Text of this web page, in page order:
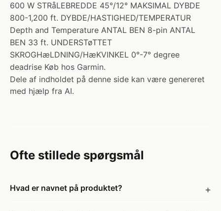
600 W STRåLEBREDDE 45°/12° MAKSIMAL DYBDE
800-1,200 ft. DYBDE/HASTIGHED/TEMPERATUR
Depth and Temperature ANTAL BEN 8-pin ANTAL
BEN 33 ft. UNDERSTøTTET
SKROGHæLDNING/HæKVINKEL 0°-7° degree
deadrise Køb hos Garmin.
Dele af indholdet på denne side kan være genereret
med hjælp fra AI.
Ofte stillede spørgsmål
Hvad er navnet på produktet?